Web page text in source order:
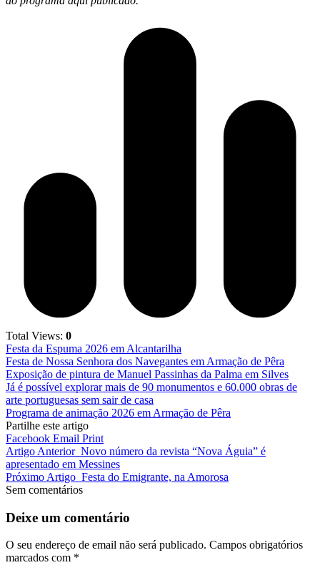
Total Views: 0
Festa da Espuma 2026 em Alcantarilha
Festa de Nossa Senhora dos Navegantes em Armação de Pêra
Exposição de pintura de Manuel Passinhas da Palma em Silves
Já é possível explorar mais de 90 monumentos e 60.000 obras de
arte portuguesas sem sair de casa
Programa de animação 2026 em Armação de Pêra
Partilhe este artigo
Facebook Email Print
Artigo Anterior Novo número da revista “Nova Águia” é
apresentado em Messines
Próximo Artigo Festa do Emigrante, na Amorosa
Sem comentários
Deixe um comentário
O seu endereço de email não será publicado. Campos obrigatórios
marcados com *